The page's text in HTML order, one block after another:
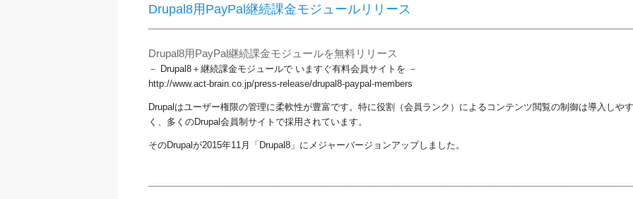
Drupal8用PayPal継続課金モジュールリリース
Drupal8用PayPal継続課金モジュールを無料リリース
－ Drupal8＋継続課金モジュールで いますぐ有料会員サイトを －
​http://www.act-brain.co.jp/press-release/drupal8-paypal-members
Drupalはユーザー権限の管理に柔軟性が豊富です。特に役割（会員ランク）によるコンテンツ閲覧の制御は導入しやす
く、多くのDrupal会員制サイトで採用されています。
そのDrupalが2015年11月「Drupal8」にメジャーバージョンアップしました。